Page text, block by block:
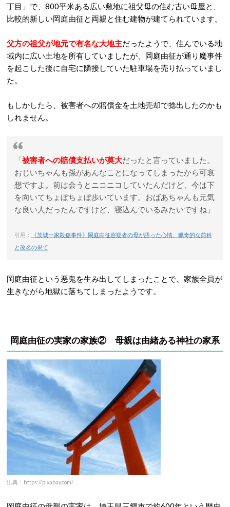
丁目」で、 800平米ある広い敷地に祖父母の住む古い母屋と、
比較的新しい岡庭由征と両親と住む建物が建てられています。
父方の祖父が地元で有名な大地主だったようで、住んでいる地
域内に広い土地を所有していましたが、岡庭由征が通り魔事件
を起こした後に自宅に隣接していた駐車場を売り払っていまし
た。
もしかしたら、被害者への賠償金を土地売却で捻出したのかも
しれません。
「被害者への賠償支払いが莫大だったと言っていました。
おじいちゃんも孫があんなことになってしまったから可哀
想ですよ。前は会うとニコニコしていたんだけど、今は下
を向いてちょぼちょぼ歩いています。おばあちゃんも元気
な良い人だったんですけど、寝込んでいるみたいですね」
引用：
《茨城一家殺傷事件》岡庭由征容疑者の母が語った心情、猟奇的な前科
と改名の果て
岡庭由征という悪鬼を生み出してしまったことで、家族全員が
生きながら地獄に落ちてしまったようです。
岡庭由征の実家の家族② 母親は由緒ある神社の家系
出典：https://pixabay.com/